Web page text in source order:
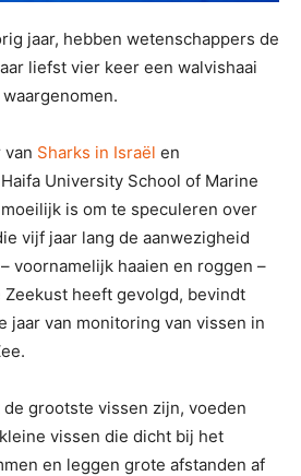
jaar, hebben wetenschappers de
liefst vier keer een walvishaai
van Sharks in Israël en
University School of Marine
is om te speculeren over
vijf jaar lang de aanwezigheid
voornamelijk haaien en roggen –
heeft gevolgd, bevindt
jaar van monitoring van vissen in
de grootste vissen zijn, voeden
vissen die dicht bij het
en leggen grote afstanden af